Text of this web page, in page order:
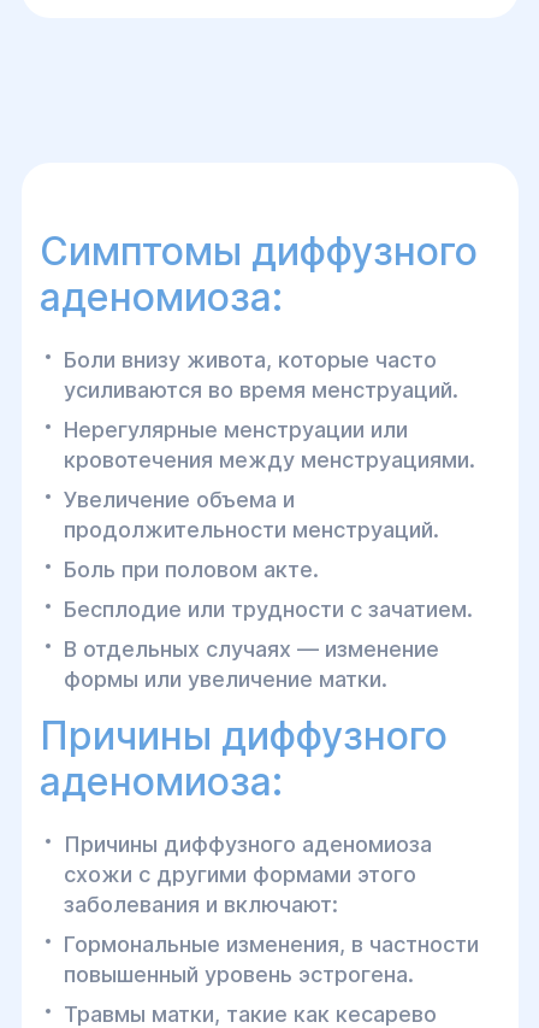
Симптомы диффузного
аденомиоза:
Боли внизу живота, которые часто
усиливаются во время менструаций.
Нерегулярные менструации или
кровотечения между менструациями.
Увеличение объема и
продолжительности менструаций.
Боль при половом акте.
Бесплодие или трудности с зачатием.
В отдельных случаях — изменение
формы или увеличение матки.
Причины диффузного
аденомиоза:
Причины диффузного аденомиоза
схожи с другими формами этого
заболевания и включают:
Гормональные изменения, в частности
повышенный уровень эстрогена.
Травмы матки, такие как кесарево